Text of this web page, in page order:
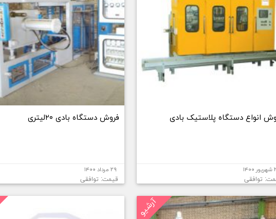
انواع دستگاه پلاستیک بادی
توافقی
فروش دستگاه بادی ۲۰لیتری
۲۹ مرداد ۱۴۰۰
قیمت: توافقی
آرشیو